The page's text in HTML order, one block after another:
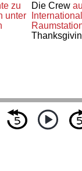
zu
unter
Die Crew